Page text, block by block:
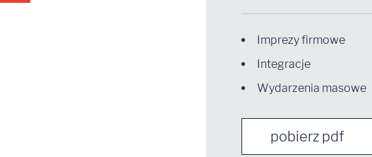
Imprezy firmowe
Integracje
Wydarzenia masowe
pobierz pdf